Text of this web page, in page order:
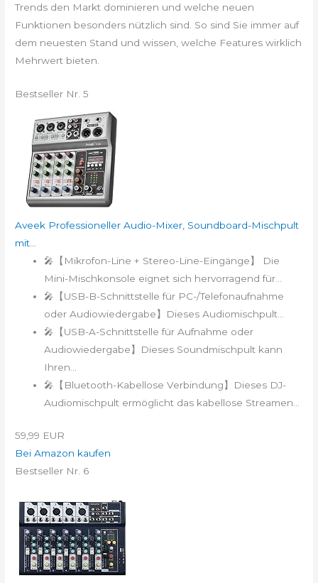
Trends den Markt dominieren und welche neuen
Funktionen besonders nützlich sind. So sind Sie immer auf
dem neuesten Stand und wissen, welche Features wirklich
Mehrwert bieten.
Bestseller Nr. 5
Aveek Professioneller Audio-Mixer, Soundboard-Mischpult
mit...
🎤【Mikrofon-Line + Stereo-Line-Eingänge】 Die
Mini-Mischkonsole eignet sich hervorragend für...
🎤【USB-B-Schnittstelle für PC-/Telefonaufnahme
oder Audiowiedergabe】​Dieses Audiomischpult...
🎤【USB-A-Schnittstelle für Aufnahme oder
Audiowiedergabe】Dieses Soundmischpult kann
Ihren...
🎤【Bluetooth-Kabellose Verbindung】Dieses DJ-
Audiomischpult ermöglicht das kabellose Streamen...
59,99 EUR
Bei Amazon kaufen
Bestseller Nr. 6